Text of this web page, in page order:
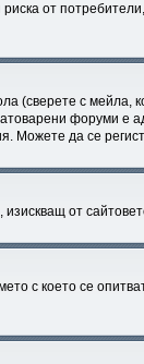
от
(сверете с мейла,
форуми е
да се
от
с което се